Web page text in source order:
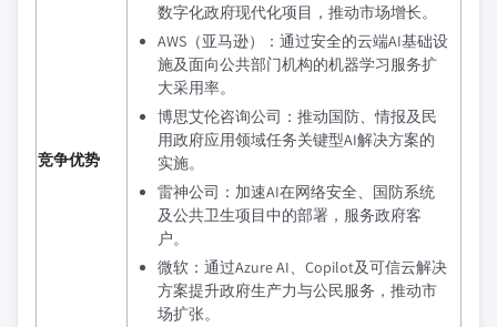
竞争优势
数字化政府现代化项目，推动市场增长。
AWS（亚马逊）：通过安全的云端AI基础设
施及面向公共部门机构的机器学习服务扩
大采用率。
博思艾伦咨询公司：推动国防、情报及民
用政府应用领域任务关键型AI解决方案的
实施。
雷神公司：加速AI在网络安全、国防系统
及公共卫生项目中的部署，服务政府客
户。
微软：通过Azure AI、Copilot及可信云解决
方案提升政府生产力与公民服务，推动市
场扩张。